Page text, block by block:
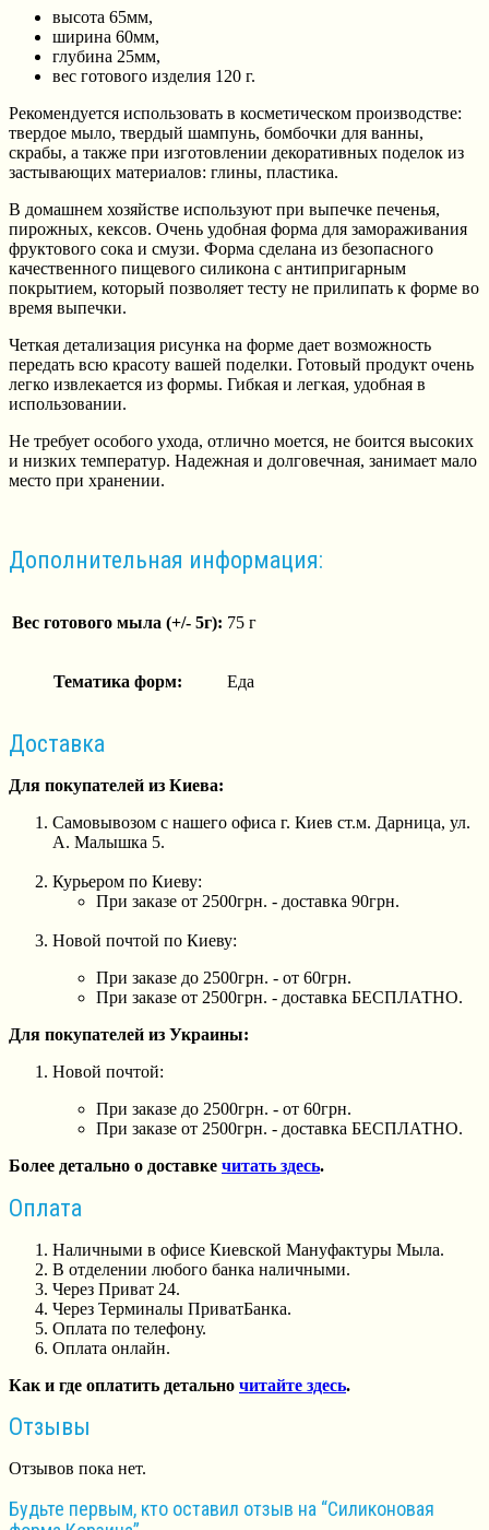
высота 65мм,
ширина 60мм,
глубина 25мм,
вес готового изделия 120 г.
Рекомендуется использовать в косметическом производстве:
твердое мыло, твердый шампунь, бомбочки для ванны,
скрабы, а также при изготовлении декоративных поделок из
застывающих материалов: глины, пластика.
В домашнем хозяйстве используют при выпечке печенья,
пирожных, кексов. Очень удобная форма для замораживания
фруктового сока и смузи. Форма сделана из безопасного
качественного пищевого силикона с антипригарным
покрытием, который позволяет тесту не прилипать к форме во
время выпечки.
Четкая детализация рисунка на форме дает возможность
передать всю красоту вашей поделки. Готовый продукт очень
легко извлекается из формы. Гибкая и легкая, удобная в
использовании.
Не требует особого ухода, отлично моется, не боится высоких
и низких температур. Надежная и долговечная, занимает мало
место при хранении.
Дополнительная информация:
Вес готового мыла (+/- 5г): 75 г
Тематика форм: Еда
Доставка
Для покупателей из Киева:
Самовывозом с нашего офиса г. Киев ст.м. Дарница, ул.
А. Малышка 5.
Курьером по Киеву:
При заказе от 2500грн. - доставка 90грн.
Новой почтой по Киеву:
При заказе до 2500грн. - от 60грн.
При заказе от 2500грн. - доставка БЕСПЛАТНО.
Для покупателей из Украины:
Новой почтой:
При заказе до 2500грн. - от 60грн.
При заказе от 2500грн. - доставка БЕСПЛАТНО.
Более детально о доставке читать здесь.
Оплата
Наличными в офисе Киевской Мануфактуры Мыла.
В отделении любого банка наличными.
Через Приват 24.
Через Терминалы ПриватБанка.
Оплата по телефону.
Оплата онлайн.
Как и где оплатить детально читайте здесь.
Отзывы
Отзывов пока нет.
Будьте первым, кто оставил отзыв на “Силиконовая